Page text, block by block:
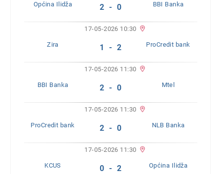
Općina Ilidža 2 - 0 BBI Banka
17-05-2026 10:30
Zira 1 - 2 ProCredit bank
17-05-2026 11:30
BBI Banka 2 - 0 Mtel
17-05-2026 11:30
ProCredit bank 2 - 0 NLB Banka
17-05-2026 11:30
KCUS 0 - 2 Općina Ilidža